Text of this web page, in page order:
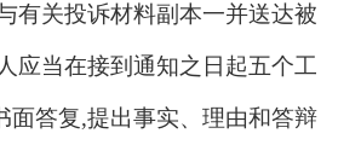
有关投诉材料副本一并送达被
应当在接到通知之日起五个工
面答复,提出事实、理由和答辩